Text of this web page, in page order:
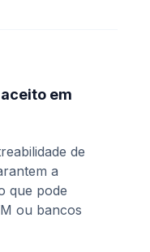
em
de
a
que pode
ou bancos